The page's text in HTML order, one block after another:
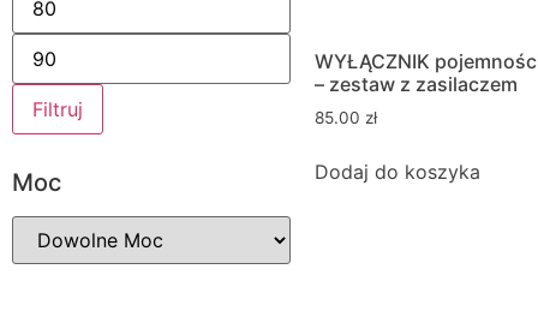
Filtruj
Moc
WYŁĄCZNIK
– zestaw z zasilaczem
85.00 zł
Dodaj do koszyka